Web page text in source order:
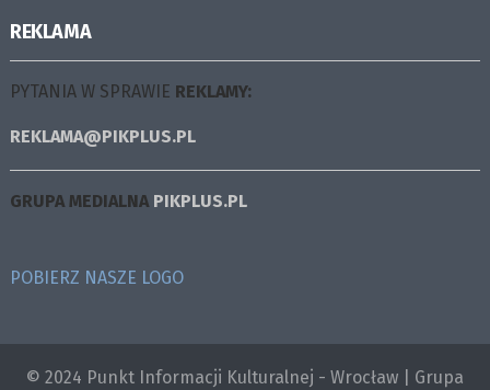
REKLAMA
PYTANIA W SPRAWIE REKLAMY:
REKLAMA@PIKPLUS.PL
GRUPA MEDIALNA PIKPLUS.PL
POBIERZ NASZE LOGO
© 2024 Punkt Informacji Kulturalnej - Wrocław | Grupa